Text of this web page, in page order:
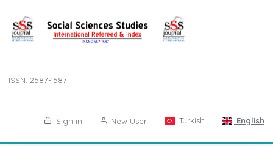
ISSN: 2587-1587
Sign in New User Turkish English